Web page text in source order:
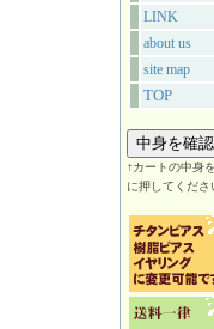
LINK
about us
site map
TOP
↑カートの中身
に押してくださ